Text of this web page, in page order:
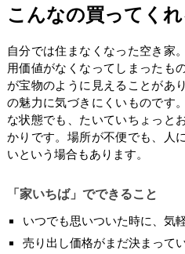
こんなの買ってく
自分では住まなくなった空き家
用価値がなくなってしまったも
が宝物のように見えることがあ
の魅力に気づきにくいものです
な状態でも、たいていちょっと
かりです。場所が不便でも、人
いという場合もあります。
「家いちば」でできること
いつでも思いついた時に、気
売り出し価格がまだ決まって